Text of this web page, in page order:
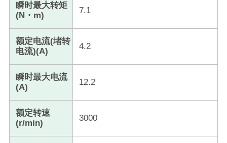
瞬时最大转矩
(N・m)
7.1
额定电流(堵转
电流)(A)
4.2
瞬时最大电流
(A)
12.2
额定转速
(r/min)
3000